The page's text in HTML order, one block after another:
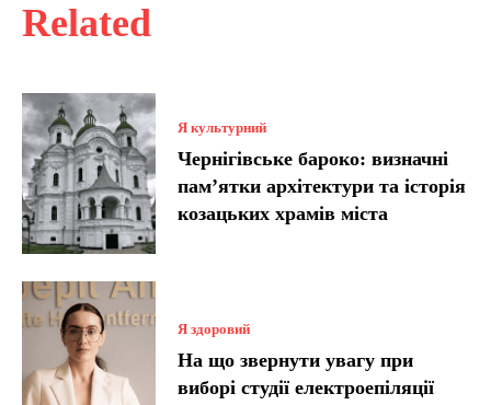
Related
Я культурний
Чернігівське бароко: визначні
пам’ятки архітектури та історія
козацьких храмів міста
Я здоровий
На що звернути увагу при
виборі студії електроепіляції